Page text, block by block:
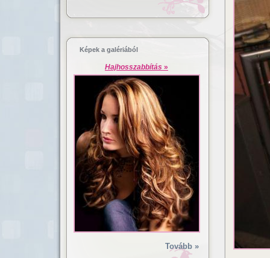
Hajgyógyászat,
Lézeres
dúsítás
Képek a galériából
Hajhosszabbítás »
Tovább »